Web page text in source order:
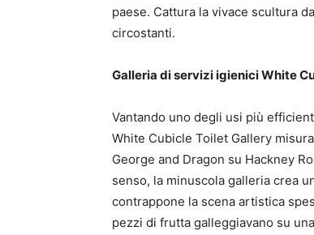
paese. Cattura la vivace scultura
circostanti.
Galleria di servizi igienici White
Vantando uno degli usi più
White Cubicle Toilet Gallery
George and Dragon su Hackney
senso, la minuscola galleria crea
contrappone la scena artistica
pezzi di frutta galleggiavano su